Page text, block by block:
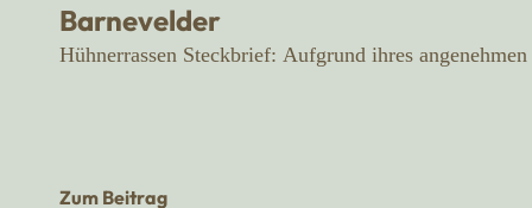
Barnevelder
Hühnerrassen Steckbrief: Aufgrund ihres
Zum Beitrag